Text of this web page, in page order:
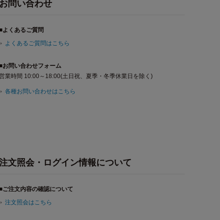
問い合わせ
よくあるご質問
よくあるご質問はこちら
お問い合わせフォーム
業時間 10:00～18:00(土日祝、夏季・冬季休業日を除く)
各種お問い合わせはこちら
文照会・ログイン情報について
ご注文内容の確認について
注文照会はこちら